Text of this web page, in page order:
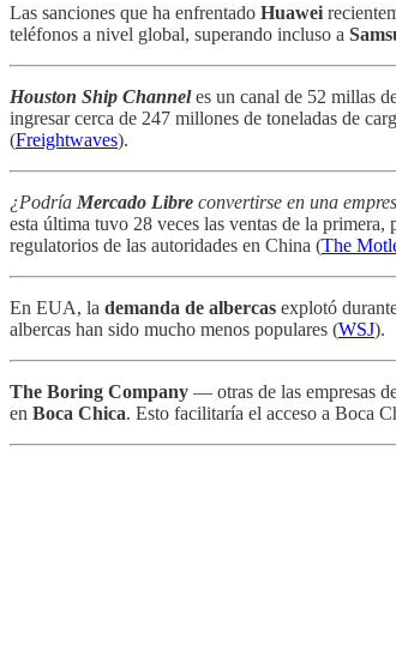
Las sanciones que ha enfrentado Huawei
teléfonos a nivel global, superando incluso a
Houston Ship Channeles un canal de 52 millas
ingresar cerca de 247 millones de toneladas de
(Freightwaves).
¿Podría Mercado Libre convertirse en una
esta última tuvo 28 veces las ventas de la primera,
regulatorios de las autoridades en China (The
En EUA, la demanda de albercas explotó
albercas han sido mucho menos populares (WSJ).
The Boring Company — otras de las empresas
en Boca Chica. Esto facilitaría el acceso a Boca